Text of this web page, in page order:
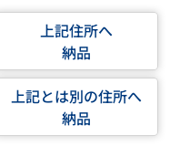
上記住所へ
納品
上記とは別の住所へ
納品